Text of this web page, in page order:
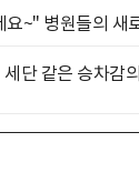
~" 병원들의 새
단 같은 승차감